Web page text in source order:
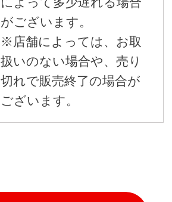
がございます。
※店舗によっては、お取
扱いのない場合や、売り
切れで販売終了の場合が
ございます。